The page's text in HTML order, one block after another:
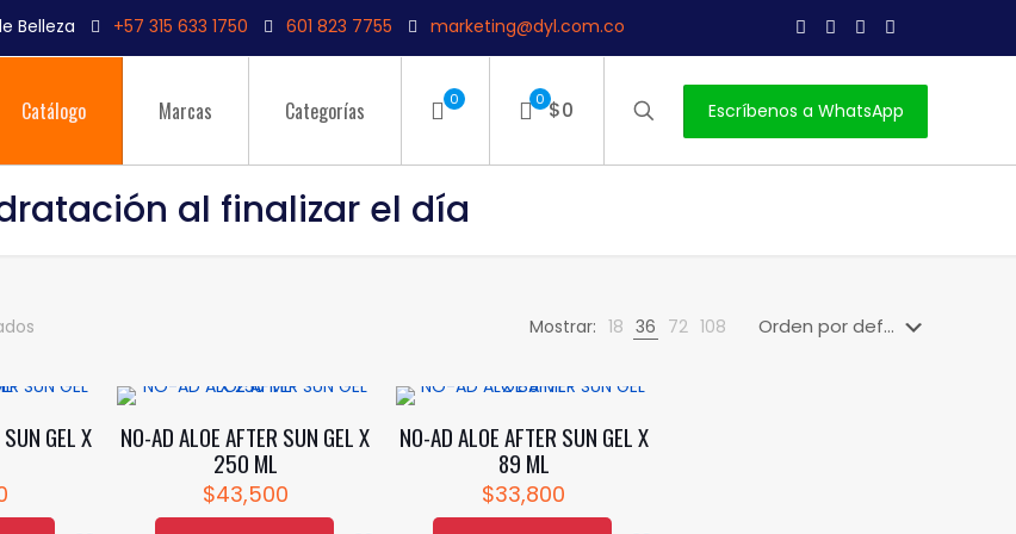
Belleza +57 315 633 1750 601 823 7755 marketing@dyl.com.co
Catálogo Marcas Categorías 0 0 $0 Escríbenos a WhatsApp
al finalizar el día
Mostrar: 18 36 72 108
GEL X NO-AD ALOE AFTER SUN GEL X
250 ML
$43,500
NO-AD ALOE AFTER SUN GEL X
89 ML
$33,800